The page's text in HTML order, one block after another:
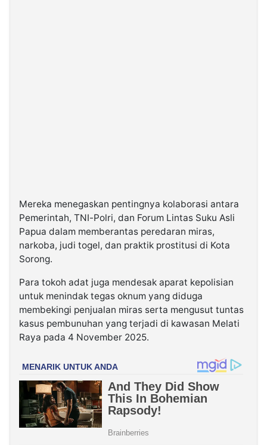
Mereka menegaskan pentingnya kolaborasi antara
Pemerintah, TNI-Polri, dan Forum Lintas Suku Asli
Papua dalam memberantas peredaran miras,
narkoba, judi togel, dan praktik prostitusi di Kota
Sorong.
Para tokoh adat juga mendesak aparat kepolisian
untuk menindak tegas oknum yang diduga
membekingi penjualan miras serta mengusut tuntas
kasus pembunuhan yang terjadi di kawasan Melati
Raya pada 4 November 2025.